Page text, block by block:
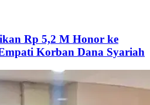
Rp 5,2 M Honor ke
Korban Dana Syariah